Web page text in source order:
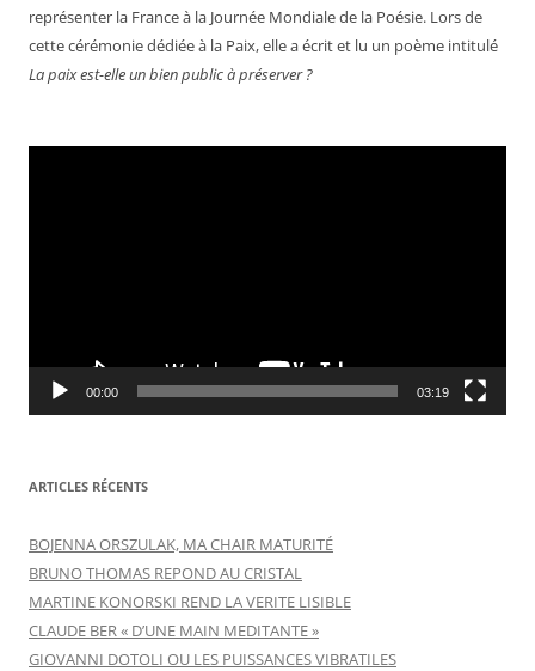
représenter la France à la Journée Mondiale de la Poésie. Lors de
cette cérémonie dédiée à la Paix, elle a écrit et lu un poème intitulé
La paix est-elle un bien public à préserver ?
Lecteur
00:00 03:19
ARTICLES RÉCENTS
BOJENNA ORSZULAK, MA CHAIR MATURITÉ
BRUNO THOMAS REPOND AU CRISTAL
MARTINE KONORSKI REND LA VERITE LISIBLE
CLAUDE BER « D’UNE MAIN MEDITANTE »
GIOVANNI DOTOLI OU LES PUISSANCES VIBRATILES